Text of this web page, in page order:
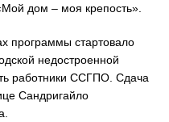
дом – моя крепость».
программы стартовало
недостроенной
работники ССГПО. Сдача
Сандригайло